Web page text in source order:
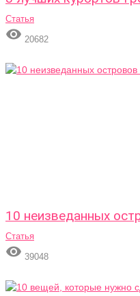
Статья
 20682
10 неизведанных
Статья
 39048